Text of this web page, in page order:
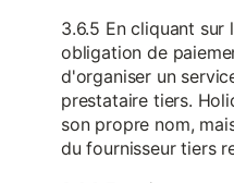
3.6.5 En cliquant sur
obligation de
d'organiser un
prestataire tiers.
son propre nom,
du fournisseur tiers